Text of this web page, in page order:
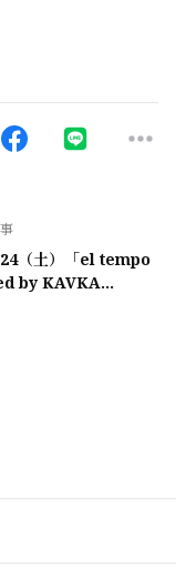
（土）「el tempo
by KAVKA